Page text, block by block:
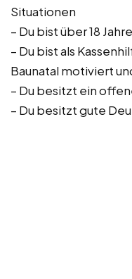
Situationen
– Du bist über 18
– Du bist als
Baunatal motiviert
– Du besitzt ein
– Du besitzt gute